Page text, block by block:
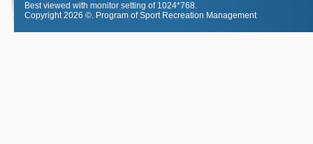
Best viewed with monitor setting of 1024*768.
Copyright 2026 ©. Program of Sport Recreation Management